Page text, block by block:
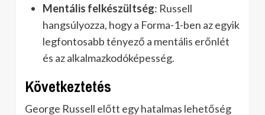
Mentális felkészültség: Russell
hangsúlyozza, hogy a Forma-1-ben az egyik
legfontosabb tényező a mentális erőnlét
és az alkalmazkodóképesség.
Következtetés
George Russell előtt egy hatalmas lehetőség